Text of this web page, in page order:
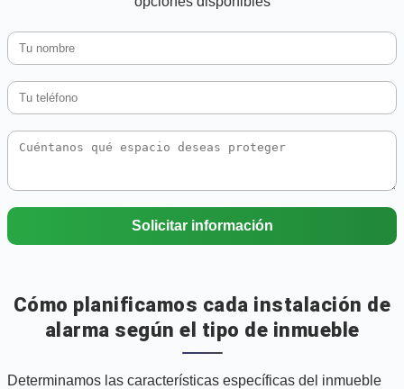
Solicitar información
Cómo planificamos cada instalación de
alarma según el tipo de inmueble
Determinamos las características específicas del inmueble